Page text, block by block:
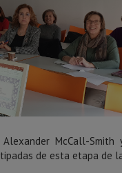
Alexander McCall-
de esta etapa de